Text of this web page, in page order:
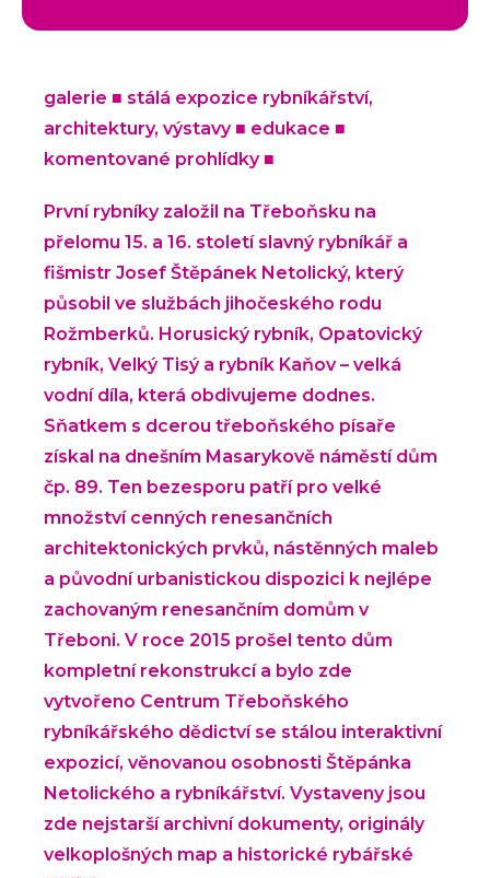
galerie ■ stálá expozice rybníkářství,
architektury, výstavy ■ edukace ■
komentované prohlídky ■
První rybníky založil na Třeboňsku na
přelomu 15. a 16. století slavný rybníkář a
fišmistr Josef Štěpánek Netolický, který
působil ve službách jihočeského rodu
Rožmberků. Horusický rybník, Opatovický
rybník, Velký Tisý a rybník Kaňov – velká
vodní díla, která obdivujeme dodnes.
Sňatkem s dcerou třeboňského písaře
získal na dnešním Masarykově náměstí dům
čp. 89. Ten bezesporu patří pro velké
množství cenných renesančních
architektonických prvků, nástěnných maleb
a původní urbanistickou dispozici k nejlépe
zachovaným renesančním domům v
Třeboni. V roce 2015 prošel tento dům
kompletní rekonstrukcí a bylo zde
vytvořeno Centrum Třeboňského
rybníkářského dědictví se stálou interaktivní
expozicí, věnovanou osobnosti Štěpánka
Netolického a rybníkářství. Vystaveny jsou
zde nejstarší archivní dokumenty, originály
velkoplošných map a historické rybářské